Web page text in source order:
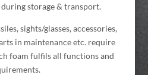
during storage & transport.
sights/glasses, accessories,
in maintenance etc. require
foam fulfils all functions and